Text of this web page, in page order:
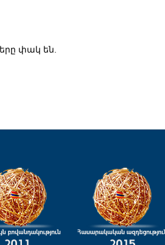
փակ են.